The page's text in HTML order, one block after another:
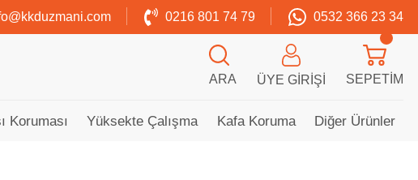
0216 801 74 79 0532 366 23 34
ARA ÜYE GIRIŞI SEPETIM
Koruması Yüksekte Çalışma Kafa Koruma Diğer Ürünler